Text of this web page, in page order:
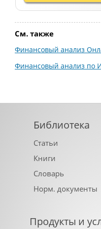
См. также
Финансовый анализ
Финансовый анализ по
Библиотека
Статьи
Книги
Словарь
Норм. документы
Продукты и